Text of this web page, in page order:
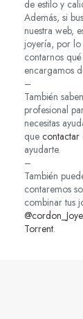
de estilo y
Además, si
nuestra web,
joyería, por lo
contarnos
encargamos
–
También
profesional
necesitas
que contactar
ayudarte.
–
También
contaremos
combinar tus
Torrent.